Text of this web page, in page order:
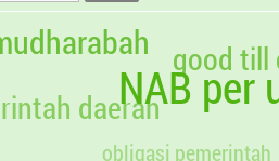
NAB per
obligasi pemerintah
daerah
good till